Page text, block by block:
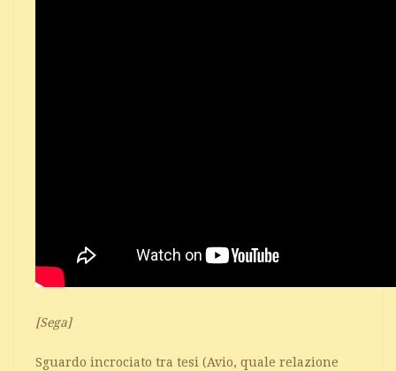
[Sega]
Sguardo incrociato tra tesi (Avio, quale relazione